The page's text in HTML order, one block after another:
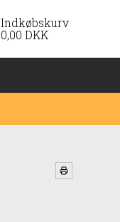
Indkøbskurv
0,00 DKK